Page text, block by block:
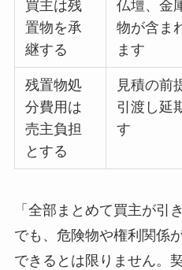
買主は残
置物を承
継する
仏壇、金
物が含ま
ます
残置物処
分費用は
売主負担
とする
見積の前
引渡し延
す
「全部まとめて買主が引
でも、危険物や権利関係
できるとは限りません。